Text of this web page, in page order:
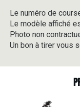
Le numéro de
Le modèle affiché
Photo non
Un bon à tirer vous